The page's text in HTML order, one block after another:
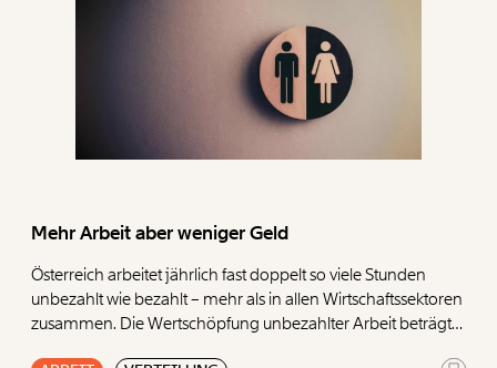
Mehr Arbeit aber weniger Geld
Österreich arbeitet jährlich fast doppelt so viele Stunden
unbezahlt wie bezahlt – mehr als in allen Wirtschaftssektoren
zusammen. Die Wertschöpfung unbezahlter Arbeit beträgt